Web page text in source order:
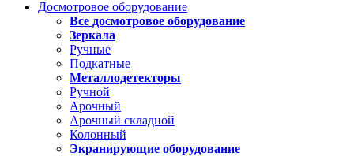
Досмотровое оборудование
Все досмотровое оборудование
Зеркала
Ручные
Подкатные
Металлодетекторы
Ручной
Арочный
Арочный складной
Колонный
Экранирующие оборудование